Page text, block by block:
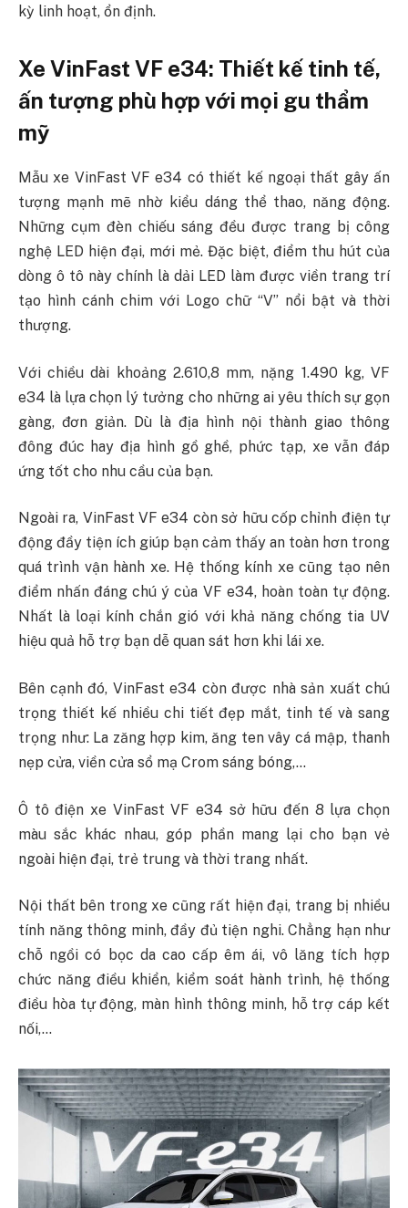
kỳ linh hoạt, ổn định.
Xe VinFast VF e34: Thiết kế tinh tế,
ấn tượng phù hợp với mọi gu thẩm
mỹ
Mẫu xe VinFast VF e34 có thiết kế ngoại thất gây ấn
tượng mạnh mẽ nhờ kiểu dáng thể thao, năng động.
Những cụm đèn chiếu sáng đều được trang bị công
nghệ LED hiện đại, mới mẻ. Đặc biệt, điểm thu hút của
dòng ô tô này chính là dải LED làm được viền trang trí
tạo hình cánh chim với Logo chữ “V” nổi bật và thời
thượng.
Với chiều dài khoảng 2.610,8 mm, nặng 1.490 kg, VF
e34 là lựa chọn lý tưởng cho những ai yêu thích sự gọn
gàng, đơn giản. Dù là địa hình nội thành giao thông
đông đúc hay địa hình gồ ghề, phức tạp, xe vẫn đáp
ứng tốt cho nhu cầu của bạn.
Ngoài ra, VinFast VF e34 còn sở hữu cốp chỉnh điện tự
động đầy tiện ích giúp bạn cảm thấy an toàn hơn trong
quá trình vận hành xe. Hệ thống kính xe cũng tạo nên
điểm nhấn đáng chú ý của VF e34, hoàn toàn tự động.
Nhất là loại kính chắn gió với khả năng chống tia UV
hiệu quả hỗ trợ bạn dễ quan sát hơn khi lái xe.
Bên cạnh đó, VinFast e34 còn được nhà sản xuất chú
trọng thiết kế nhiều chi tiết đẹp mắt, tinh tế và sang
trọng như: La zăng hợp kim, ăng ten vây cá mập, thanh
nẹp cửa, viền cửa sổ mạ Crom sáng bóng,…
Ô tô điện xe VinFast VF e34 sở hữu đến 8 lựa chọn
màu sắc khác nhau, góp phần mang lại cho bạn vẻ
ngoài hiện đại, trẻ trung và thời trang nhất.
Nội thất bên trong xe cũng rất hiện đại, trang bị nhiều
tính năng thông minh, đầy đủ tiện nghi. Chẳng hạn như
chỗ ngồi có bọc da cao cấp êm ái, vô lăng tích hợp
chức năng điều khiển, kiểm soát hành trình, hệ thống
điều hòa tự động, màn hình thông minh, hỗ trợ cáp kết
nối,…